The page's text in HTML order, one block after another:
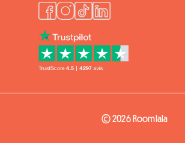
© 2026 Roomlala